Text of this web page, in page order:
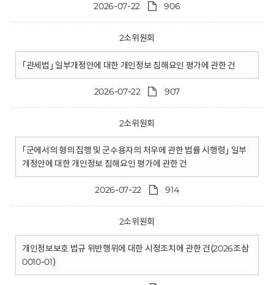
2026-07-22 906
2소위원회
｢관세법｣ 일부개정안에 대한 개인정보 침해요인 평가에 관한 건
2026-07-22 907
2소위원회
｢군에서의 형의 집행 및 군수용자의 처우에 관한 법률 시행령｣ 일부
개정안에 대한 개인정보 침해요인 평가에 관한 건
2026-07-22 914
2소위원회
개인정보보호 법규 위반행위에 대한 시정조치에 관한 건(2026조삼
0010-01)